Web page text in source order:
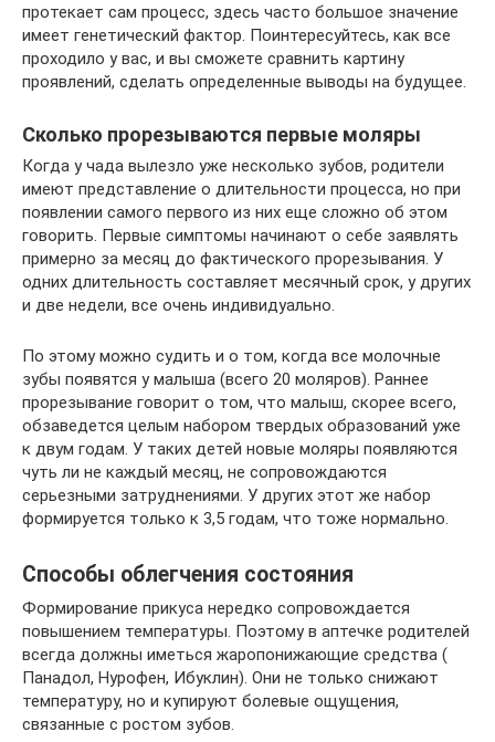
протекает сам процесс, здесь часто большое значение
имеет генетический фактор. Поинтересуйтесь, как все
проходило у вас, и вы сможете сравнить картину
проявлений, сделать определенные выводы на будущее.
Сколько прорезываются первые моляры
Когда у чада вылезло уже несколько зубов, родители
имеют представление о длительности процесса, но при
появлении самого первого из них еще сложно об этом
говорить. Первые симптомы начинают о себе заявлять
примерно за месяц до фактического прорезывания. У
одних длительность составляет месячный срок, у других
и две недели, все очень индивидуально.
По этому можно судить и о том, когда все молочные
зубы появятся у малыша (всего 20 моляров). Раннее
прорезывание говорит о том, что малыш, скорее всего,
обзаведется целым набором твердых образований уже
к двум годам. У таких детей новые моляры появляются
чуть ли не каждый месяц, не сопровождаются
серьезными затруднениями. У других этот же набор
формируется только к 3,5 годам, что тоже нормально.
Способы облегчения состояния
Формирование прикуса нередко сопровождается
повышением температуры. Поэтому в аптечке родителей
всегда должны иметься жаропонижающие средства (
Панадол, Нурофен, Ибуклин). Они не только снижают
температуру, но и купируют болевые ощущения,
связанные с ростом зубов.